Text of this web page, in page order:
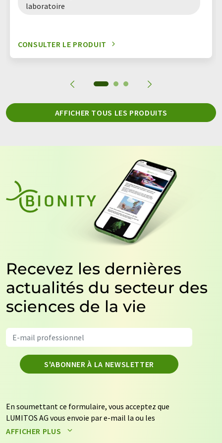
laboratoire
CONSULTER LE PRODUIT
AFFICHER TOUS LES PRODUITS
Recevez les dernières
actualités du secteur des
sciences de la vie
S'ABONNER À LA NEWSLETTER
En soumettant ce formulaire, vous acceptez que
LUMITOS AG vous envoie par e-mail la ou les
newsletters sélectionnées ci-dessus. Vos données ne
AFFICHER PLUS